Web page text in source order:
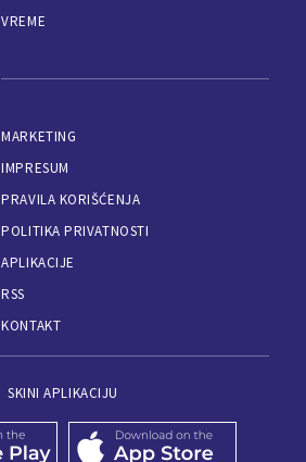
VREME
MARKETING
IMPRESUM
PRAVILA KORIŠĆENJA
POLITIKA PRIVATNOSTI
APLIKACIJE
RSS
KONTAKT
SKINI APLIKACIJU